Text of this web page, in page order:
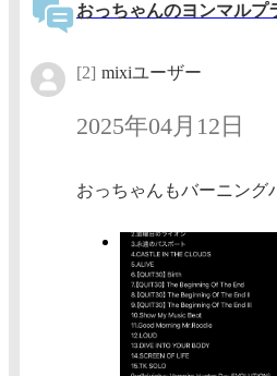
おっちゃんのヨンマルプ
[2] mixiユーザー
2025年04月12日
おっちゃんもバーニング